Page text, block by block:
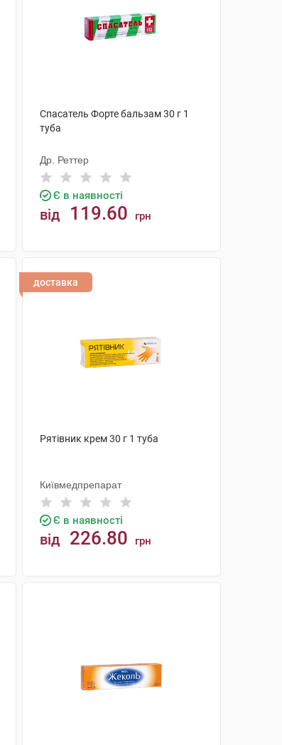
Спасатель Форте бальзам 30 г 1
туба
Др. Реттер
Є в наявності
від 119.60 грн
доставка
Рятівник крем 30 г 1 туба
Київмедпрепарат
Є в наявності
від 226.80 грн